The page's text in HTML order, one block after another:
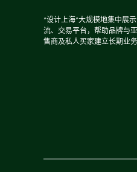
“设计上海”大规模地集中展
流、交易平台，帮助品牌与
售商及私人买家建立长期业务